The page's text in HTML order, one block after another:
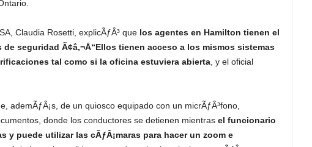
Claudia Rosetti, explicÃƒÂ³ que los agentes en Hamilton tienen el
seguridad Ã¢â‚¬Å“Ellos tienen acceso a los mismos sistemas
tal como si la oficina estuviera abierta, y el oficial
ademÃƒÂ¡s, de un quiosco equipado con un micrÃƒÂ³fono,
donde los conductores se detienen mientras el funcionario
y puede utilizar las cÃƒÂ¡maras para hacer un zoom e